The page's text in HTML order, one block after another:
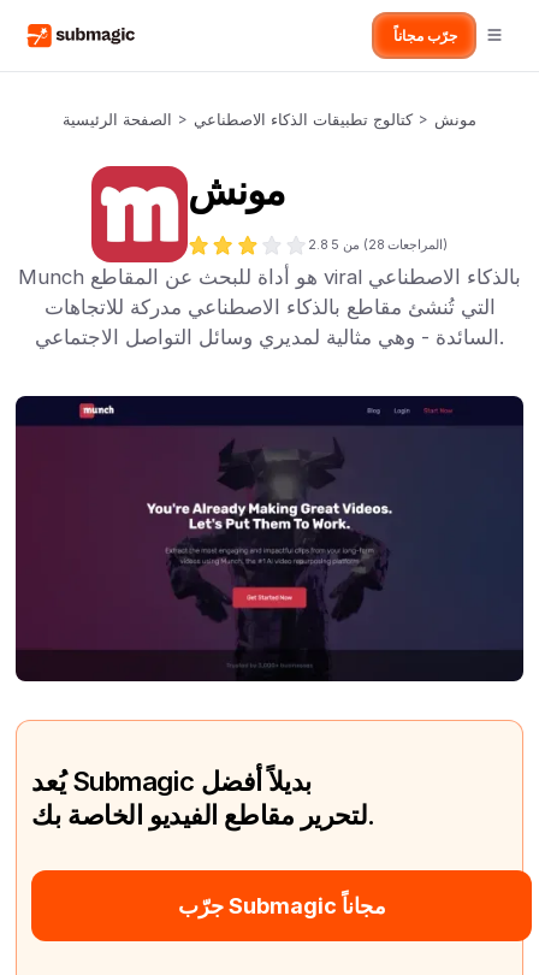
جرّب مجاناً
الصفحة الرئيسية > كتالوج تطبيقات الذكاء الاصطناعي > مونش
مونش
2.8 من 5 (28 المراجعات)
Munch هو أداة للبحث عن المقاطع viral بالذكاء الاصطناعي
التي تُنشئ مقاطع بالذكاء الاصطناعي مدركة للاتجاهات
السائدة - وهي مثالية لمديري وسائل التواصل الاجتماعي.
يُعد Submagic بديلاً أفضل
لتحرير مقاطع الفيديو الخاصة بك.
جرّب Submagic مجاناً